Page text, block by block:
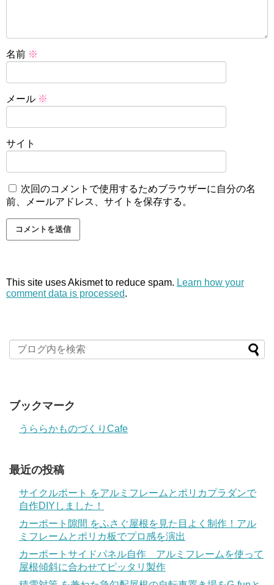
名前 ※
メール ※
サイト
次回のコメントで使用するためブラウザーに自分の名
前、メールアドレス、サイトを保存する。
This site uses Akismet to reduce spam. Learn how your
comment data is processed.
ブックマーク
うららかものづくりCafe
最近の投稿
サイクルポート をアルミフレームとポリカプラダンで
自作DIYしました！
カーポート隙間 をふさぐ屋根を見た目よく制作！アル
ミフレームとポリカ板でプロ感を演出
カーポートサイドパネル自作 アルミフレームを使って
屋根傾斜に合わせてピッタリ製作